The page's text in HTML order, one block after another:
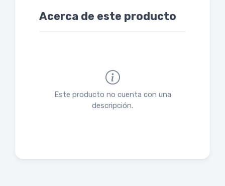
Acerca de este producto
Este producto no cuenta con una
descripción.